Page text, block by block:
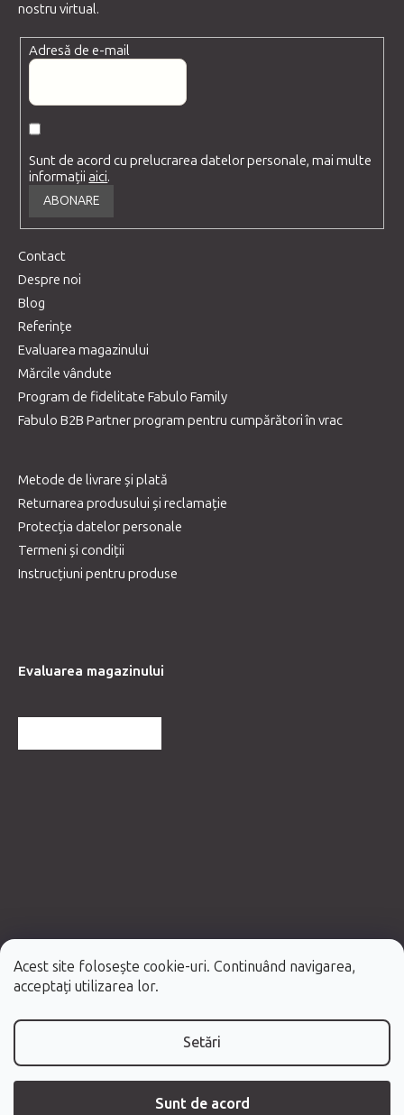
Acest site folosește cookie-uri. Continuând navigarea,
acceptați utilizarea lor.
Setări
Sunt de acord
nostru virtual.
Adresă de e-mail
Sunt de acord cu prelucrarea datelor personale, mai multe
informațiiaici.
ABONARE
Contact
Despre noi
Blog
Referințe
Evaluarea magazinului
Mărcile vândute
Program de fidelitate Fabulo Family
Fabulo B2B Partner program pentru cumpărători în vrac
Metode de livrare și plată
Returnarea produsului și reclamație
Protecția datelor personale
Termeni și condiții
Instrucțiuni pentru produse
Evaluarea magazinului
Creat de Shoptet Premium